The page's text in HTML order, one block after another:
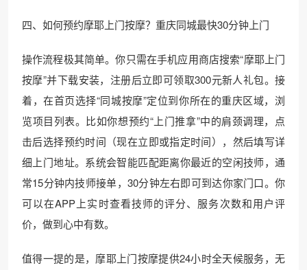
四、如何预约摩耶上门按摩？重庆同城最快30分钟上门
操作流程极其简单。你只需在手机应用商店搜索“摩耶上门
按摩”并下载安装，注册后立即可领取300元新人礼包。接
着，在首页选择“同城按摩”定位到你所在的重庆区域，浏
览项目列表。比如你想预约“上门推拿”中的肩颈调理，点
击后选择预约时间（现在立即或指定时间），然后填写详
细上门地址。系统会智能匹配距离你最近的空闲技师，通
常15分钟内技师接单，30分钟左右即可到达你家门口。你
可以在APP上实时查看技师的评分、服务次数和用户评
价，做到心中有数。
值得一提的是，摩耶上门按摩提供24小时全天候服务，无